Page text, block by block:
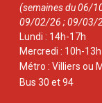
(semaines du 06/
09/02/26 ; 09/03/
Lundi : 14h-17h
Mercredi : 10h-
Métro : Villiers ou
Bus 30 et 94